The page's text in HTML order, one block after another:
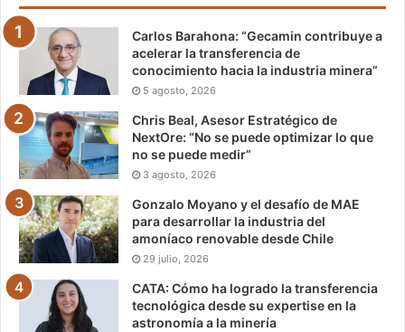
Carlos Barahona: “Gecamin contribuye a
acelerar la transferencia de
conocimiento hacia la industria minera”
5 agosto, 2026
Chris Beal, Asesor Estratégico de
NextOre: “No se puede optimizar lo que
no se puede medir”
3 agosto, 2026
Gonzalo Moyano y el desafío de MAE
para desarrollar la industria del
amoníaco renovable desde Chile
29 julio, 2026
CATA: Cómo ha logrado la transferencia
tecnológica desde su expertise en la
astronomía a la minería